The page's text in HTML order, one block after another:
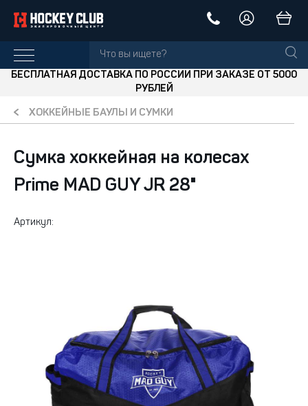
БЕСПЛАТНАЯ ДОСТАВКА ПО РОССИИ ПРИ ЗАКАЗЕ ОТ 5000
РУБЛЕЙ
ХОККЕЙНЫЕ БАУЛЫ И СУМКИ
Сумка хоккейная на колесах
Prime MAD GUY JR 28"
Артикул: